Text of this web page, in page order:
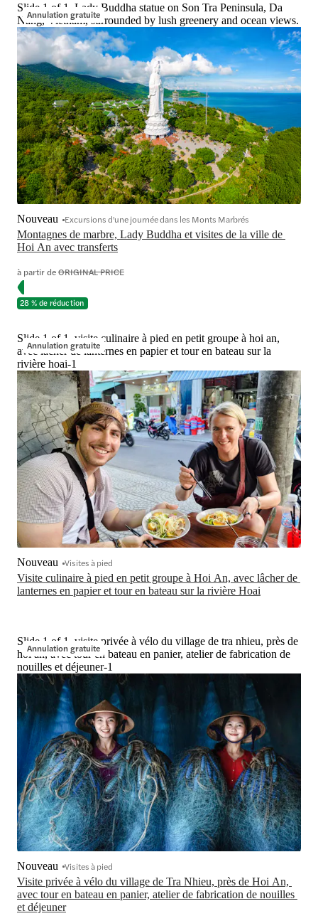
Annulation gratuite
Slide 1 of 1, Lady Buddha statue on Son Tra Peninsula, Da
Nang, Vietnam, surrounded by lush greenery and ocean views.
Montagnes de marbre, Lady Buddha et visites de la ville de
Hoi An avec transferts
Nouveau Excursions d'une journée dans les Monts Marbrés
à partir deORIGINAL PRICE
28 % de réduction
Annulation gratuite
Slide 1 of 1, visite culinaire à pied en petit groupe à hoi an,
avec lâcher de lanternes en papier et tour en bateau sur la
rivière hoai-1
Visite culinaire à pied en petit groupe à Hoi An, avec lâcher de
lanternes en papier et tour en bateau sur la rivière Hoai
Nouveau Visites à pied
Annulation gratuite
Slide 1 of 1, visite privée à vélo du village de tra nhieu, près de
hoi an, avec tour en bateau en panier, atelier de fabrication de
nouilles et déjeuner-1
Visite privée à vélo du village de Tra Nhieu, près de Hoi An,
avec tour en bateau en panier, atelier de fabrication de nouilles
et déjeuner
Nouveau Visites à pied